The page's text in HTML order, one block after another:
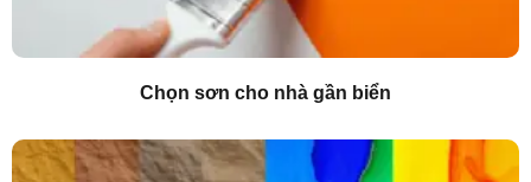
Chọn sơn cho nhà gần biển